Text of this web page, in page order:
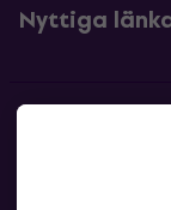
Nyttiga